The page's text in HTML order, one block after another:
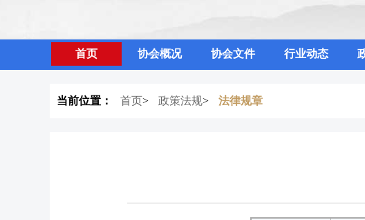
首页 协会概况 协会文件 行业动态
当前位置： 首页> 政策法规> 法律规章